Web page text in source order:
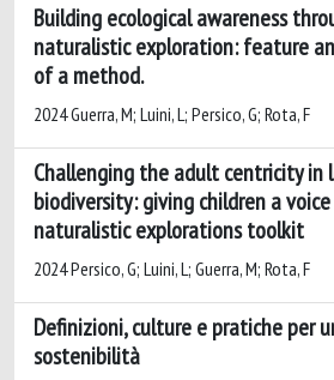
Building ecological awareness
naturalistic exploration: feature
of a method.
2024 Guerra, M; Luini, L; Persico, G; Rota, F
Challenging the adult centricity in
biodiversity: giving children a
naturalistic explorations toolkit
2024 Persico, G; Luini, L; Guerra, M; Rota, F
Definizioni, culture e pratiche per
sostenibilità